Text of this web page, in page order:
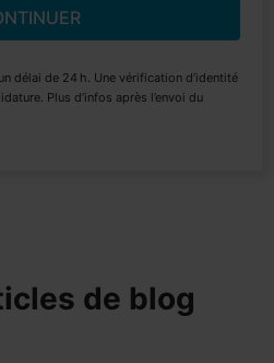
délai de 24 h. Une vérification d’identité
Plus d’infos après l’envoi du
de blog